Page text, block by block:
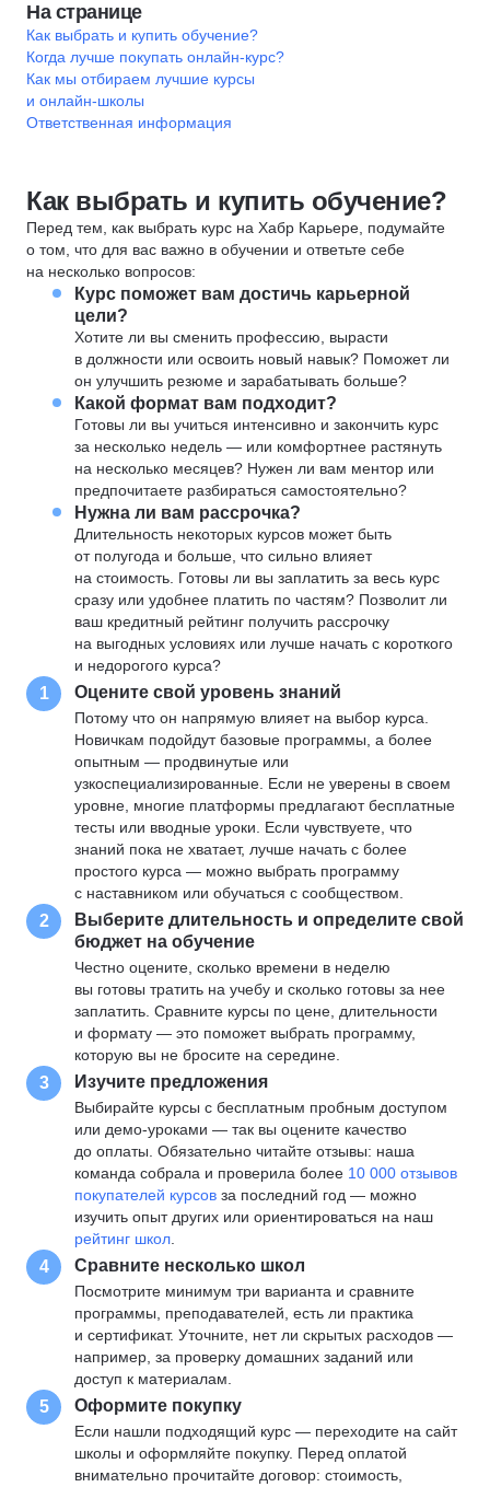
На странице
Как выбрать и купить обучение?
Когда лучше покупать онлайн-курс?
Как мы отбираем лучшие курсы
и онлайн-школы
Ответственная информация
Как выбрать и купить обучение?
Перед тем, как выбрать курс на Хабр Карьере, подумайте
о том, что для вас важно в обучении и ответьте себе
на несколько вопросов:
Курс поможет вам достичь карьерной
цели?
Хотите ли вы сменить профессию, вырасти
в должности или освоить новый навык? Поможет ли
он улучшить резюме и зарабатывать больше?
Какой формат вам подходит?
Готовы ли вы учиться интенсивно и закончить курс
за несколько недель — или комфортнее растянуть
на несколько месяцев? Нужен ли вам ментор или
предпочитаете разбираться самостоятельно?
Нужна ли вам рассрочка?
Длительность некоторых курсов может быть
от полугода и больше, что сильно влияет
на стоимость. Готовы ли вы заплатить за весь курс
сразу или удобнее платить по частям? Позволит ли
ваш кредитный рейтинг получить рассрочку
на выгодных условиях или лучше начать с короткого
и недорогого курса?
1 Оцените свой уровень знаний
Потому что он напрямую влияет на выбор курса.
Новичкам подойдут базовые программы, а более
опытным — продвинутые или
узкоспециализированные. Если не уверены в своем
уровне, многие платформы предлагают бесплатные
тесты или вводные уроки. Если чувствуете, что
знаний пока не хватает, лучше начать с более
простого курса — можно выбрать программу
с наставником или обучаться с сообществом.
2
Выберите длительность и определите свой
бюджет на обучение
Честно оцените, сколько времени в неделю
вы готовы тратить на учебу и сколько готовы за нее
заплатить. Сравните курсы по цене, длительности
и формату — это поможет выбрать программу,
которую вы не бросите на середине.
3 Изучите предложения
Выбирайте курсы с бесплатным пробным доступом
или демо-уроками — так вы оцените качество
до оплаты. Обязательно читайте отзывы: наша
команда собрала и проверила более 10 000 отзывов
покупателей курсов за последний год — можно
изучить опыт других или ориентироваться на наш
рейтинг школ
4 Сравните несколько школ
Посмотрите минимум три варианта и сравните
программы, преподавателей, есть ли практика
и сертификат. Уточните, нет ли скрытых расходов —
например, за проверку домашних заданий или
доступ к материалам.
5 Оформите покупку
Если нашли подходящий курс — переходите на сайт
школы и оформляйте покупку. Перед оплатой
внимательно прочитайте договор: стоимость,